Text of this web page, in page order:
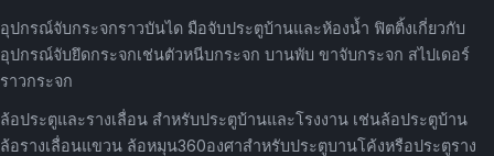
อุปกรณ์จับกระจกราวบันได มือจับประตูบ้านและห้องน้ำ ฟิตติ้งเกี่ยวกับ
อุปกรณ์จับยึดกระจกเช่นตัวหนีบกระจก บานพับ ขาจับกระจก สไปเดอร์
ราวกระจก
ล้อประตูและรางเลื่อน สำหรับประตูบ้านและโรงงาน เช่นล้อประตูบ้าน
ล้อรางเลื่อนแขวน ล้อหมุน360องศาสำหรับประตูบานโค้งหรือประตูราง